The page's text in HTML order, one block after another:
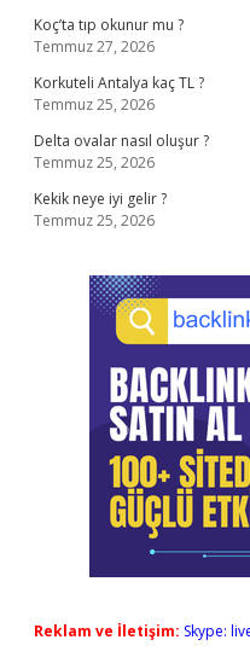
Koç’ta tıp okunur mu ?
Temmuz 27, 2026
Korkuteli Antalya kaç TL ?
Temmuz 25, 2026
Delta ovalar nasıl oluşur ?
Temmuz 25, 2026
Kekik neye iyi gelir ?
Temmuz 25, 2026
Reklam ve İletişim: Skype: